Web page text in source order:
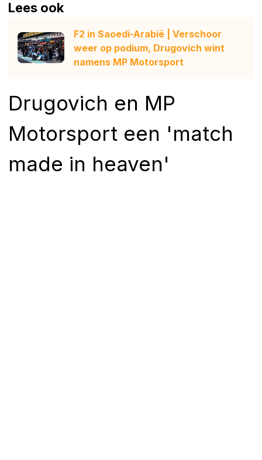
Lees ook
F2 in Saoedi-Arabië | Verschoor
weer op podium, Drugovich wint
namens MP Motorsport
Drugovich en MP
Motorsport een 'match
made in heaven'